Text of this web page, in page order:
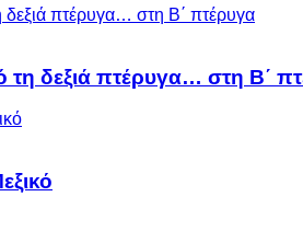
τη δεξιά πτέρυγα… στη Β΄